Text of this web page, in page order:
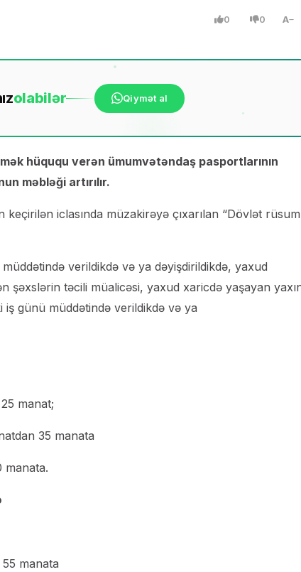
0 0 A
olabilər Qiymət al
hüququ verən ümumvətəndaş pasportlarının
məbləği artırılır.
iclasında müzakirəyə çıxarılan “Dövlət
verildikdə və ya dəyişdirildikdə, yaxud
şəxslərin təcili müalicəsi, yaxud xaricdə yaşayan
günü müddətində verildikdə və ya
manat;
35 manata
manata.
manata